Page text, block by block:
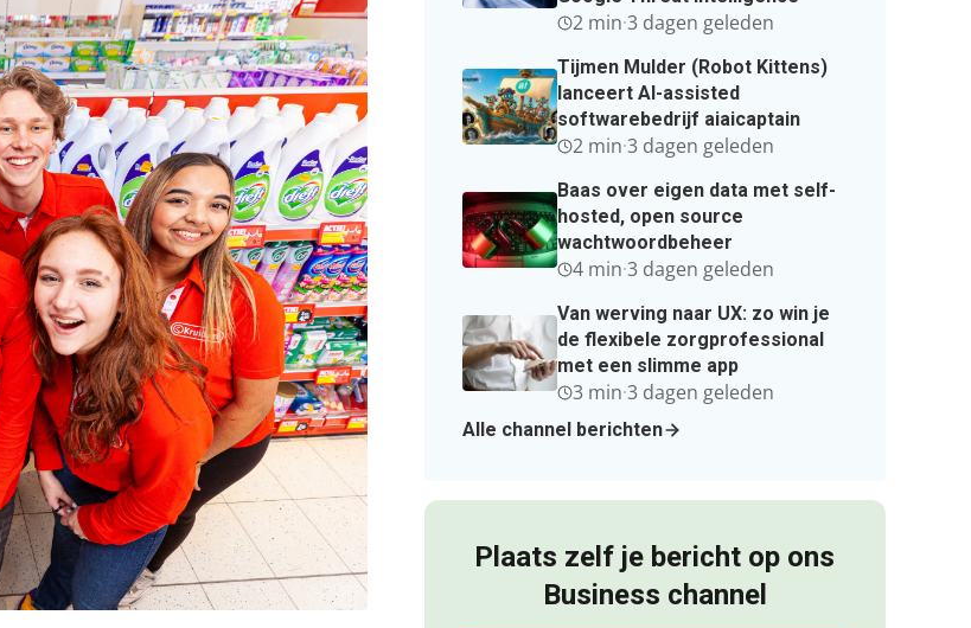
2 min·3 dagen geleden
Tijmen Mulder (Robot Kittens)
lanceert AI-assisted
softwarebedrijf aiaicaptain
2 min·3 dagen geleden
Baas over eigen data met self-
hosted, open source
wachtwoordbeheer
4 min·3 dagen geleden
Van werving naar UX: zo win je
de flexibele zorgprofessional
met een slimme app
3 min·3 dagen geleden
Alle channel berichten
Plaats zelf je bericht op ons
Business channel